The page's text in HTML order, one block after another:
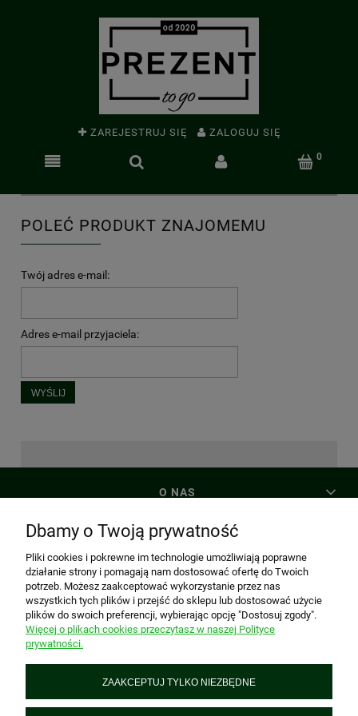
ZAREJESTRUJ SIĘ ZALOGUJ SIĘ
POLEĆ PRODUKT ZNAJOMEMU
Twój adres e-mail:
Adres e-mail przyjaciela:
WYŚLIJ
O NAS
MOJE KONTO
PŁATNOŚCI I DOSTAWA
PREZENTtogo
Dbamy o Twoją prywatność
Pliki cookies i pokrewne im technologie umożliwiają poprawne
działanie strony i pomagają nam dostosować ofertę do Twoich
potrzeb. Możesz zaakceptować wykorzystanie przez nas
wszystkich tych plików i przejść do sklepu lub dostosować użycie
plików do swoich preferencji, wybierając opcję "Dostosuj zgody".
Więcej o plikach cookies przeczytasz w naszej Polityce
prywatności.
ZAAKCEPTUJ TYLKO NIEZBĘDNE